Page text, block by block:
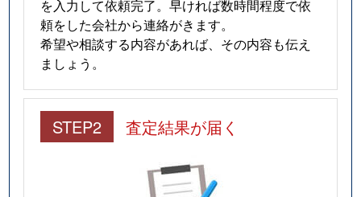
を入力して依頼完了。早ければ数時間程度で依
頼をした会社から連絡がきます。
希望や相談する内容があれば、その内容も伝え
ましょう。
STEP2 査定結果が届く